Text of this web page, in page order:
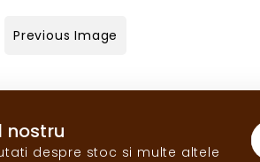
Previous Image
nostru
despre stoc si multe altele